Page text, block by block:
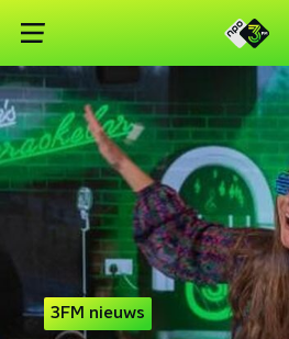
3FM nieuws